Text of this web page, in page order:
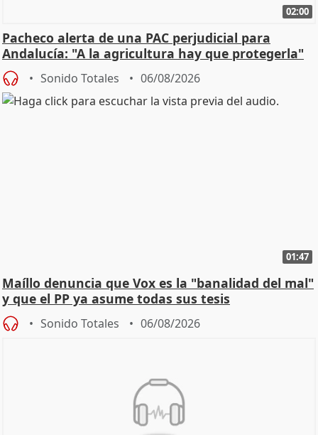
02:00
Pacheco alerta de una PAC perjudicial para
Andalucía: "A la agricultura hay que protegerla"
Sonido Totales 06/08/2026
01:47
Maíllo denuncia que Vox es la "banalidad del mal"
y que el PP ya asume todas sus tesis
Sonido Totales 06/08/2026